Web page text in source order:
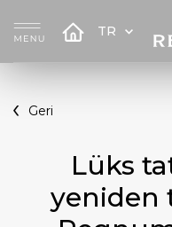
TR
Geri
Lüks
yeniden